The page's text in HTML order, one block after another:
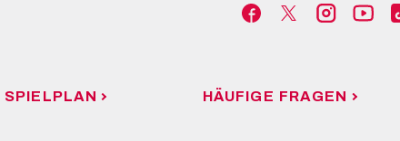
SPIELPLAN HÄUFIGE FRAGEN